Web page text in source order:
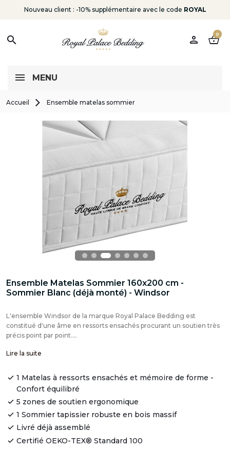
Nouveau client : -10% supplémentaire avec le code ROYAL
search person shopping_basket
0
MENU
Accueil Ensemble matelas sommier
Ensemble Matelas Sommier 160x200 cm -
Sommier Blanc (déjà monté) - Windsor
L'ensemble Windsor de la marque Royal Palace Bedding est
constitué d'une âme en ressorts ensachés procurant un soutien très
précis point par point....
Lire la suite
1 Matelas à ressorts ensachés et mémoire de forme -
Confort équilibré
5 zones de soutien ergonomique
1 Sommier tapissier robuste en bois massif
Livré déjà assemblé
Certifié OEKO-TEX® Standard 100